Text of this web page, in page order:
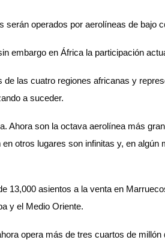
operados por aerolíneas de bajo
embargo en África la participación
las cuatro regiones africanas y
a suceder.
Ahora son la octava aerolínea más
otros lugares son infinitas y, en
13,000 asientos a la venta en
y el Medio Oriente.
opera más de tres cuartos de